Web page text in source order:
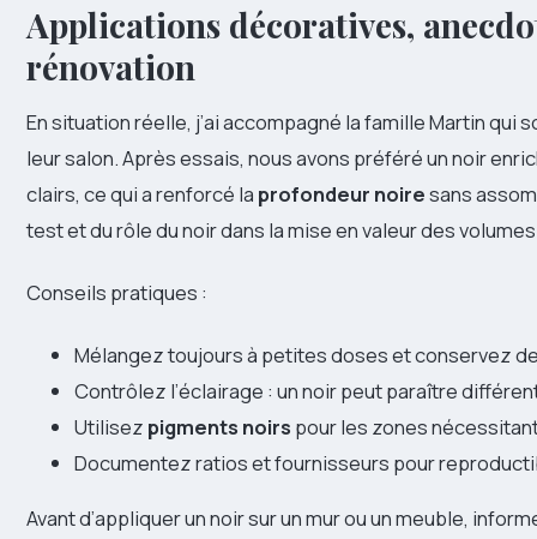
Applications décoratives,
rénovation
En situation réelle, j’ai accompagné la famille Martin qui
leur salon. Après essais, nous avons préféré un noir
clairs, ce qui a renforcé la profondeur noiresans
test et du rôle du noir dans la mise en valeur des
Conseils pratiques :
Mélangez toujours à petites doses et conservez
Contrôlez l’éclairage : un noir peut paraître
Utilisez pigments noirs pour les zones
Documentez ratios et fournisseurs pour
Avant d’appliquer un noir sur un mur ou un meuble,